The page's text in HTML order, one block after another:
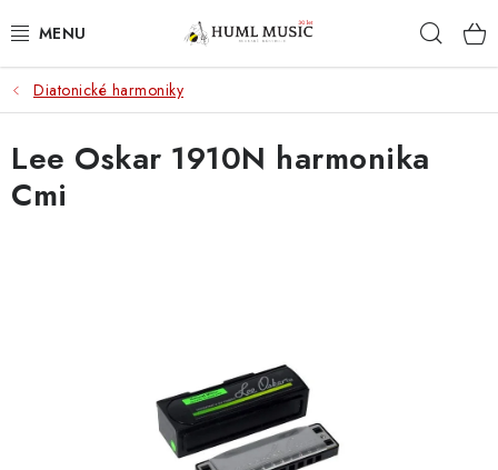
na
KYTARY
UKULELE
DECHY
KYTAROVÉ PŘÍSLUŠENSTVÍ
Diatonické harmoniky
Lee Oskar 1910N harmonika
Cmi